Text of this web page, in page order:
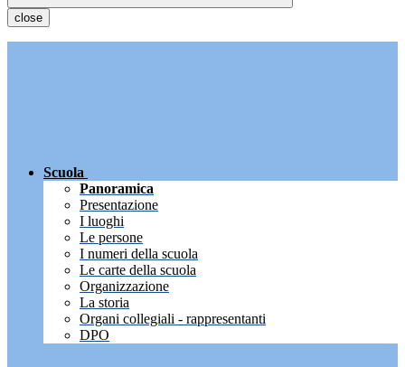
close
Scuola
Panoramica
Presentazione
I luoghi
Le persone
I numeri della scuola
Le carte della scuola
Organizzazione
La storia
Organi collegiali - rappresentanti
DPO